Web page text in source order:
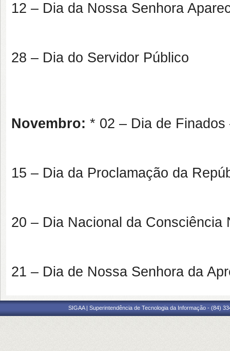
12 – Dia da Nossa Senhora
28 – Dia do Servidor Público
Novembro: * 02 – Dia de
15 – Dia da Proclamação da
20 – Dia Nacional da Consciência
21 – Dia de Nossa Senhora da
SIGAA | Superintendência de Tecnologia da Informação - (84)